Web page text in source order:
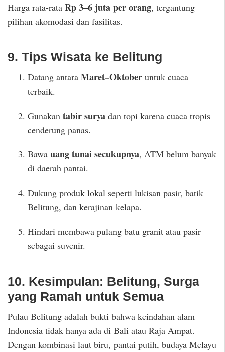
Harga rata-rata Rp 3–6 juta per orang, tergantung
pilihan akomodasi dan fasilitas.
9. Tips Wisata ke Belitung
Datang antara Maret–Oktober untuk cuaca
terbaik.
Gunakan tabir surya dan topi karena cuaca tropis
cenderung panas.
Bawa uang tunai secukupnya, ATM belum banyak
di daerah pantai.
Dukung produk lokal seperti lukisan pasir, batik
Belitung, dan kerajinan kelapa.
Hindari membawa pulang batu granit atau pasir
sebagai suvenir.
10. Kesimpulan: Belitung, Surga
yang Ramah untuk Semua
Pulau Belitung adalah bukti bahwa keindahan alam
Indonesia tidak hanya ada di Bali atau Raja Ampat.
Dengan kombinasi laut biru, pantai putih, budaya Melayu